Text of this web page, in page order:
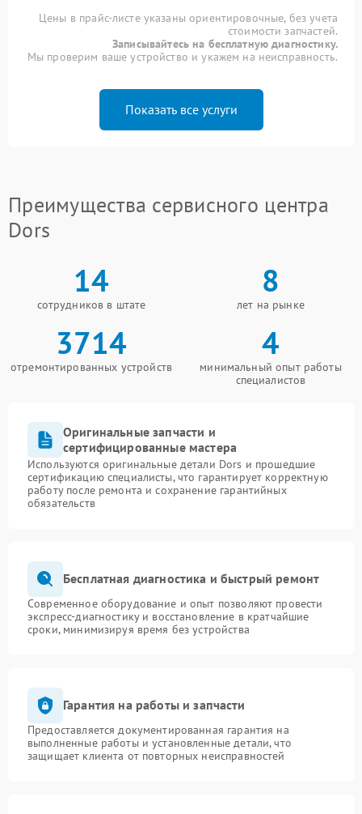
Цены в прайс-листе указаны ориентировочные, без учета
стоимости запчастей.
Записывайтесь на бесплатную диагностику.
Мы проверим ваше устройство и укажем на неисправность.
Показать все услуги
Преимущества сервисного центра
Dors
14
сотрудников в штате
8
лет на рынке
3714
отремонтированных устройств
4
минимальный опыт работы
специалистов
Оригинальные запчасти и
сертифицированные мастера
Используются оригинальные детали Dors и прошедшие
сертификацию специалисты, что гарантирует корректную
работу после ремонта и сохранение гарантийных
обязательств
Бесплатная диагностика и быстрый ремонт
Современное оборудование и опыт позволяют провести
экспресс-диагностику и восстановление в кратчайшие
сроки, минимизируя время без устройства
Гарантия на работы и запчасти
Предоставляется документированная гарантия на
выполненные работы и установленные детали, что
защищает клиента от повторных неисправностей